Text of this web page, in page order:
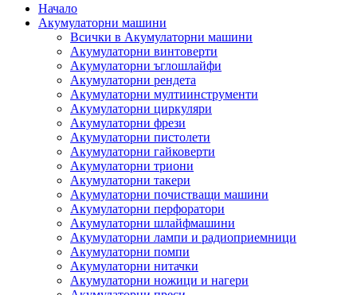
Начало
Акумулаторни машини
Всички в Акумулаторни машини
Акумулаторни винтоверти
Акумулаторни ъглошлайфи
Акумулаторни рендета
Акумулаторни мултиинструменти
Акумулаторни циркуляри
Акумулаторни фрези
Акумулаторни пистолети
Акумулаторни гайковерти
Акумулаторни триони
Акумулаторни такери
Акумулаторни почистващи машини
Акумулаторни перфоратори
Акумулаторни шлайфмашини
Акумулаторни лампи и радиоприемници
Акумулаторни помпи
Акумулаторни нитачки
Акумулаторни ножици и нагери